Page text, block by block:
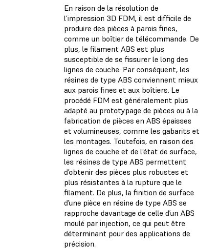
En raison de la résolution de
l’impression 3D FDM, il est difficile de
produire des pièces à parois fines,
comme un boîtier de télécommande. De
plus, le filament ABS est plus
susceptible de se fissurer le long des
lignes de couche. Par conséquent, les
résines de type ABS conviennent mieux
aux parois fines et aux boîtiers. Le
procédé FDM est généralement plus
adapté au prototypage de pièces ou à la
fabrication de pièces en ABS épaisses
et volumineuses, comme les gabarits et
les montages. Toutefois, en raison des
lignes de couche et de l’état de surface,
les résines de type ABS permettent
d’obtenir des pièces plus robustes et
plus résistantes à la rupture que le
filament. De plus, la finition de surface
d’une pièce en résine de type ABS se
rapproche davantage de celle d’un ABS
moulé par injection, ce qui peut être
déterminant pour des applications de
précision.